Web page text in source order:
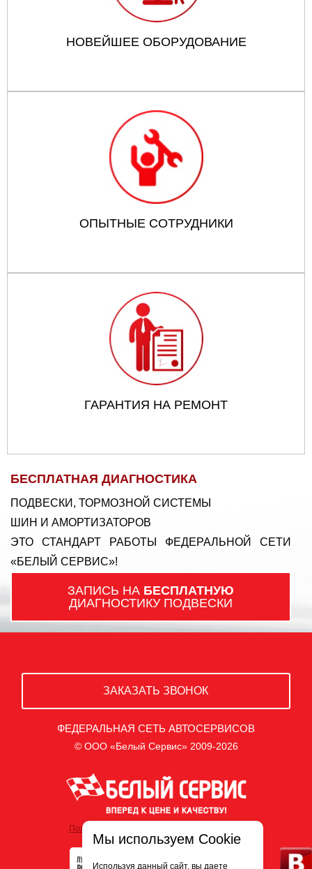
НОВЕЙШЕЕ ОБОРУДОВАНИЕ
ОПЫТНЫЕ СОТРУДНИКИ
ГАРАНТИЯ НА РЕМОНТ
БЕСПЛАТНАЯ ДИАГНОСТИКА
ПОДВЕСКИ, ТОРМОЗНОЙ СИСТЕМЫ
ШИН И АМОРТИЗАТОРОВ
ЭТО СТАНДАРТ РАБОТЫ ФЕДЕРАЛЬНОЙ СЕТИ
«БЕЛЫЙ СЕРВИС»!
ЗАПИСЬ НА БЕСПЛАТНУЮ
ДИАГНОСТИКУ ПОДВЕСКИ
ЗАКАЗАТЬ ЗВОНОК
ФЕДЕРАЛЬНАЯ СЕТЬ АВТОСЕРВИСОВ
© ООО «Белый Сервис» 2009-2026
Политика обработки персональных данных
Мы используем Cookie
Используя данный сайт, вы даете